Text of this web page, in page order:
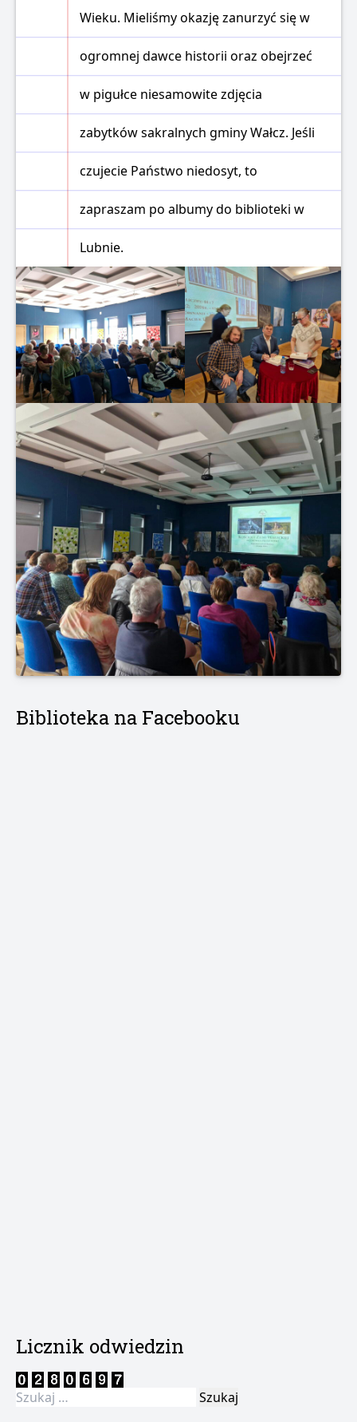
Wieku. Mieliśmy okazję zanurzyć się w
ogromnej dawce historii oraz obejrzeć
w pigułce niesamowite zdjęcia
zabytków sakralnych gminy Wałcz. Jeśli
czujecie Państwo niedosyt, to
zapraszam po albumy do biblioteki w
Lubnie.
Biblioteka na Facebooku
Licznik odwiedzin
Szukaj: